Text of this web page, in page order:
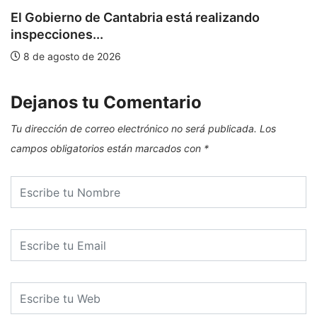
El Gobierno de Cantabria está realizando
inspecciones...
8 de agosto de 2026
Dejanos tu Comentario
Tu dirección de correo electrónico no será publicada. Los
campos obligatorios están marcados con *